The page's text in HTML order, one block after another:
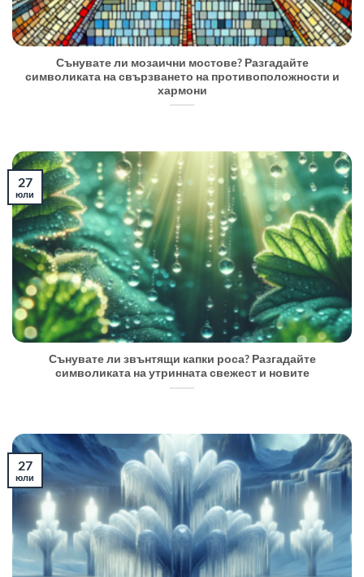
Сънувате ли мозаични мостове? Разгадайте
символиката на свързването на противоположности и
хармони
Сънувате ли звънтящи капки роса? Разгадайте
символиката на утринната свежест и новите
27
юли
27
юли